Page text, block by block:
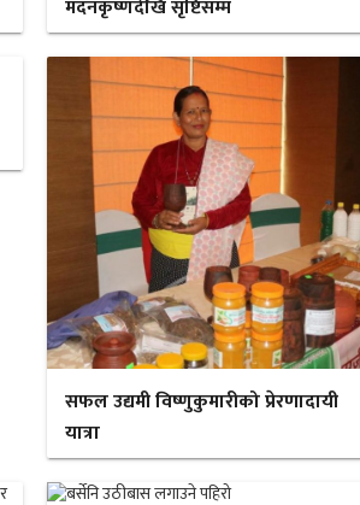
मदनकृष्णदेखि सृष्टिसम्म
सफल उद्यमी विष्णुकुमारीको प्रेरणादायी
यात्रा